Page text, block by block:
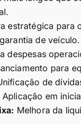
estratégica
de veículo.
despesas
para
de
Aplicação em
Melhora da